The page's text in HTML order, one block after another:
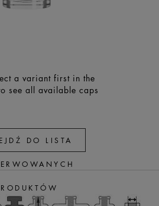
a variant first in the
see all available caps
DO LISTA